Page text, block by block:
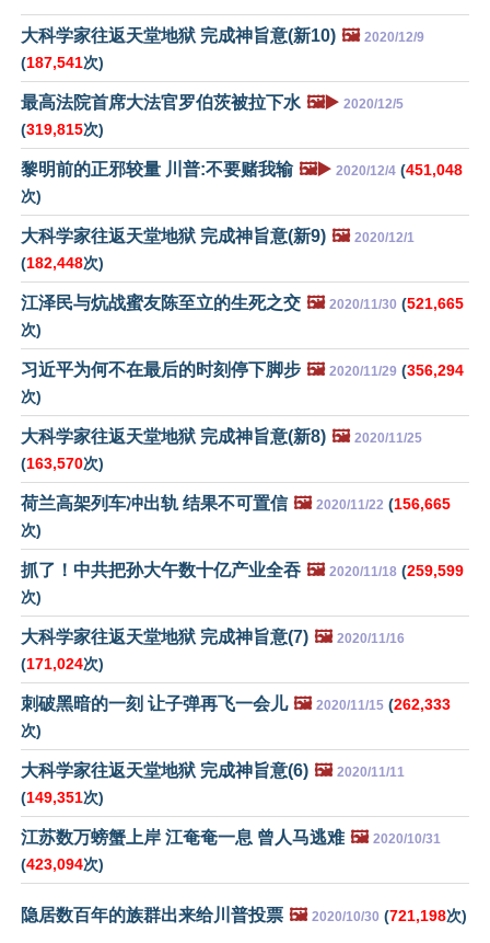
大科学家往返天堂地狱 完成神旨意(新10) 🖼️ 2020/12/9
(187,541次)
最高法院首席大法官罗伯茨被拉下水 🖼️▶️ 2020/12/5
(319,815次)
黎明前的正邪较量 川普:不要赌我输 🖼️▶️ 2020/12/4 (451,048
次)
大科学家往返天堂地狱 完成神旨意(新9) 🖼️ 2020/12/1
(182,448次)
江泽民与炕战蜜友陈至立的生死之交 🖼️ 2020/11/30 (521,665
次)
习近平为何不在最后的时刻停下脚步 🖼️ 2020/11/29 (356,294
次)
大科学家往返天堂地狱 完成神旨意(新8) 🖼️ 2020/11/25
(163,570次)
荷兰高架列车冲出轨 结果不可置信 🖼️ 2020/11/22 (156,665
次)
抓了！中共把孙大午数十亿产业全吞 🖼️ 2020/11/18 (259,599
次)
大科学家往返天堂地狱 完成神旨意(7) 🖼️ 2020/11/16
(171,024次)
刺破黑暗的一刻 让子弹再飞一会儿 🖼️ 2020/11/15 (262,333
次)
大科学家往返天堂地狱 完成神旨意(6) 🖼️ 2020/11/11
(149,351次)
江苏数万螃蟹上岸 江奄奄一息 曾人马逃难 🖼️ 2020/10/31
(423,094次)
隐居数百年的族群出来给川普投票 🖼️ 2020/10/30 (721,198次)